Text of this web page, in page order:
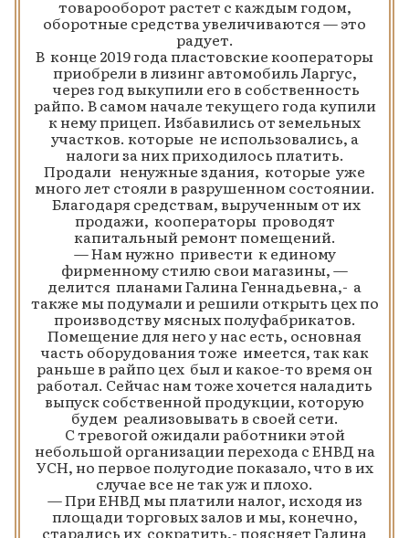
товарооборот растет с каждым годом,
оборотные средства увеличиваются — это
радует.
В конце 2019 года пластовские кооператоры
приобрели в лизинг автомобиль Ларгус,
через год выкупили его в собственность
райпо. В самом начале текущего года купили
к нему прицеп. Избавились от земельных
участков. которые не использовались, а
налоги за них приходилось платить.
Продали ненужные здания, которые уже
много лет стояли в разрушенном состоянии.
Благодаря средствам, вырученным от их
продажи, кооператоры проводят
капитальный ремонт помещений.
— Нам нужно привести к единому
фирменному стилю свои магазины, —
делится планами Галина Геннадьевна,- а
также мы подумали и решили открыть цех по
производству мясных полуфабрикатов.
Помещение для него у нас есть, основная
часть оборудования тоже имеется, так как
раньше в райпо цех был и какое-то время он
работал. Сейчас нам тоже хочется наладить
выпуск собственной продукции, которую
будем реализовывать в своей сети.
С тревогой ожидали работники этой
небольшой организации перехода с ЕНВД на
УСН, но первое полугодие показало, что в их
случае все не так уж и плохо.
— При ЕНВД мы платили налог, исходя из
площади торговых залов и мы, конечно,
старались их сократить,- поясняет Галина